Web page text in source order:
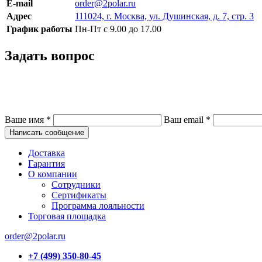
E-mail
order@2polar.ru
Адрес
111024, г. Москва, ул. Душинская, д. 7, стр. 3
График работы Пн-Пт с 9.00 до 17.00
Задать вопрос
Ваше имя * Ваш email *
Написать сообщение
Доставка
Гарантия
О компании
Сотрудники
Сертификаты
Программа лояльности
Торговая площадка
order@2polar.ru
+7 (499) 350-80-45